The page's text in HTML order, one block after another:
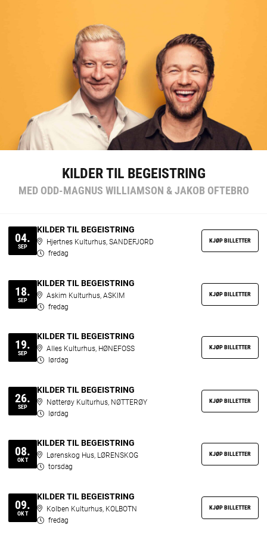
KILDER TIL BEGEISTRING
MED ODD-MAGNUS WILLIAMSON & JAKOB OFTEBRO
04.
SEP
KILDER TIL BEGEISTRING
Hjertnes Kulturhus, SANDEFJORD
fredag
KJØP BILLETTER
18.
SEP
KILDER TIL BEGEISTRING
Askim Kulturhus, ASKIM
fredag
KJØP BILLETTER
19.
SEP
KILDER TIL BEGEISTRING
Alles Kulturhus, HØNEFOSS
lørdag
KJØP BILLETTER
26.
SEP
KILDER TIL BEGEISTRING
Nøtterøy Kulturhus, NØTTERØY
lørdag
KJØP BILLETTER
08.
OKT
KILDER TIL BEGEISTRING
Lørenskog Hus, LØRENSKOG
torsdag
KJØP BILLETTER
09.
OKT
KILDER TIL BEGEISTRING
Kolben Kulturhus, KOLBOTN
fredag
KJØP BILLETTER